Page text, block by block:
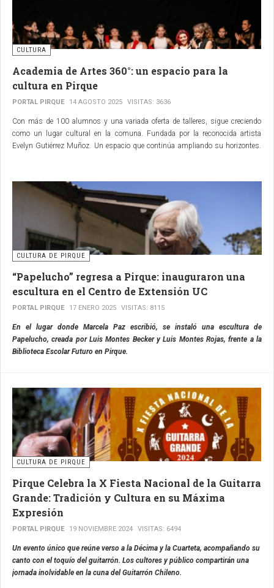
CULTURA
Academia de Artes 360°: un espacio para la
cultura en Pirque
PORTAL PIRQUE 14 AGOSTO 2025 VISITAS: 3636
Con más de 100 alumnos y una variada oferta de talleres, sigue creciendo
como un lugar cultural en la comuna. Fundada por la reconocida artista
Evelyn Gutiérrez Muñoz. Un espacio que continúa ampliando su horizontes.
CULTURA DE PIRQUE
“Papelucho” regresa a Pirque: inauguraron una
escultura en el Centro de Extensión UC
PORTAL PIRQUE 17 ENERO 2025 VISITAS: 8115
En el lugar donde Marcela Paz escribió, se instaló una escultura de
Papelucho, creada por Luis Montes Becker y Luis Montes Rojas, frente a la
Biblioteca Escolar Futuro en Pirque.
CULTURA DE PIRQUE
Pirque Celebra la X Fiesta Nacional de la Guitarra
Grande: Tradición y Cultura en su Máxima
Expresión
PORTAL PIRQUE 19 NOVIEMBRE 2024 VISITAS: 6494
Un evento único que reúne verso a la Décima y la Cuarteta, acompañando su
canto con el toquío del guitarrón. Los cultores y público compartirán una
jornada inolvidable en la cuna del Guitarrón Chileno.